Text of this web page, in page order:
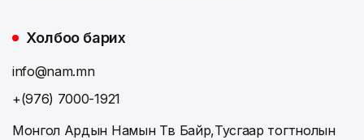
Холбоо барих
info@nam.mn
+(976) 7000-1921
Монгол Ардын Намын Төв Байр,Тусгаар тогтнолын